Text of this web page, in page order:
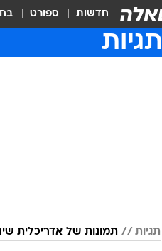
חדשות ספורט
תגיות
תגיות תמונות של אדריכלית